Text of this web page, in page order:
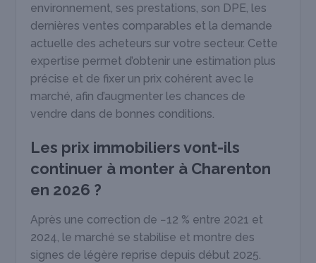
environnement, ses prestations, son DPE, les
dernières ventes comparables et la demande
actuelle des acheteurs sur votre secteur. Cette
expertise permet d’obtenir une estimation plus
précise et de fixer un prix cohérent avec le
marché, afin d’augmenter les chances de
vendre dans de bonnes conditions.
Les prix immobiliers vont-ils
continuer à monter à Charenton
en 2026 ?
Après une correction de −12 % entre 2021 et
2024, le marché se stabilise et montre des
signes de légère reprise depuis début 2025.